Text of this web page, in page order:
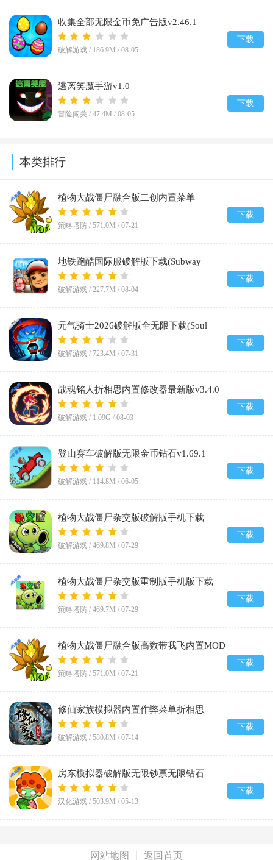
收集全部无限金币免广告版v2.46.1
破解游戏 / 186.9M / 08-05
下载
逃离笑魔手游v1.0
冒险闯关 / 47.4M / 08-05
下载
本类排行
植物大战僵尸融合版二创内置菜单
(PlantsVsZombiesRH-Mod)v3.8.1
策略塔防 / 571.0M / 07-21
下载
地铁跑酷国际服破解版下载(Subway
Surf)v3.67.0
破解游戏 / 227.7M / 08-04
下载
元气骑士2026破解版全无限下载(Soul
Knight)v8.4.0
破解游戏 / 723.4M / 07-31
下载
战魂铭人折相思内置修改器最新版v3.4.0
破解游戏 / 1.09G / 08-03
下载
登山赛车破解版无限金币钻石v1.69.1
破解游戏 / 114.8M / 06-05
下载
植物大战僵尸杂交版破解版手机下载
(Plants vs Zombies Super Hybrid)v0.25.5.0
破解游戏 / 469.8M / 07-29
下载
植物大战僵尸杂交版重制版手机版下载
v0.25.5
策略塔防 / 469.7M / 07-29
下载
植物大战僵尸融合版高数带我飞内置MOD
菜单(PlantsVsZombiesRH-Mod)v3.8.1
策略塔防 / 571.0M / 07-21
下载
修仙家族模拟器内置作弊菜单折相思
v10.1.6
破解游戏 / 580.8M / 07-14
下载
房东模拟器破解版无限钞票无限钻石
v1.87.5.2
汉化游戏 / 503.9M / 05-13
下载
网站地图 返回首页